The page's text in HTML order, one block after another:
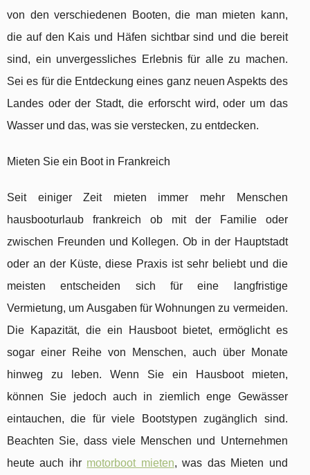
von den verschiedenen Booten, die man mieten kann,
die auf den Kais und Häfen sichtbar sind und die bereit
sind, ein unvergessliches Erlebnis für alle zu machen.
Sei es für die Entdeckung eines ganz neuen Aspekts des
Landes oder der Stadt, die erforscht wird, oder um das
Wasser und das, was sie verstecken, zu entdecken.
Mieten Sie ein Boot in Frankreich
Seit einiger Zeit mieten immer mehr Menschen
hausbooturlaub frankreich ob mit der Familie oder
zwischen Freunden und Kollegen. Ob in der Hauptstadt
oder an der Küste, diese Praxis ist sehr beliebt und die
meisten entscheiden sich für eine langfristige
Vermietung, um Ausgaben für Wohnungen zu vermeiden.
Die Kapazität, die ein Hausboot bietet, ermöglicht es
sogar einer Reihe von Menschen, auch über Monate
hinweg zu leben. Wenn Sie ein Hausboot mieten,
können Sie jedoch auch in ziemlich enge Gewässer
eintauchen, die für viele Bootstypen zugänglich sind.
Beachten Sie, dass viele Menschen und Unternehmen
heute auch ihr motorboot mieten, was das Mieten und